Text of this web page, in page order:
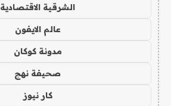
الشرقية الاقتصادية
عالم الايفون
مدونة كوكان
صحيفة نهج
كار نيوز